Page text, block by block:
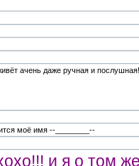
ачень даже ручная и послушная!
моё имя --________--
и я о том